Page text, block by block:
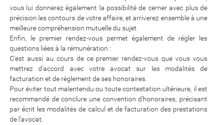
vous lui donnerez également la possibilité de cerner avec plus de
précision les contours de votre affaire, et arriverez ensemble à une
meilleure compréhension mutuelle du sujet.
Enfin, le premier rendez-vous permet également de régler les
questions liées à la rémunération :
C'est aussi au cours de ce premier rendez-vous que vous vous
mettrez d'accord avec votre avocat sur les modalités de
facturation et de règlement de ses honoraires.
Pour éviter tout malentendu ou toute contestation ultérieure, il est
recommandé de conclure une convention d'honoraires, précisant
par écrit les modalités de calcul et de facturation des prestations
de l'avocat.